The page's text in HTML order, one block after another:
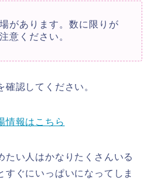
があります。数に限りが
意ください。
確認してください。
情報はこちら
たい人はかなりたくさんいる
すぐにいっぱいになってしま